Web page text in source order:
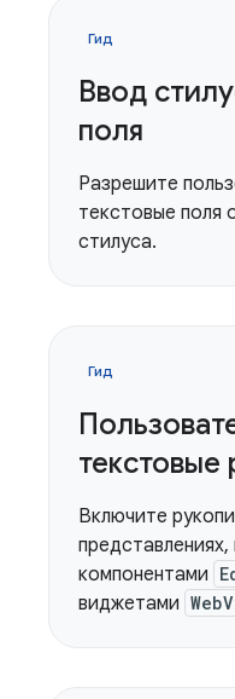
Гид
Ввод
поля
Разрешите
текстовые поля
стилуса.
Гид
текстовые
Включите
компонентами
виджетами